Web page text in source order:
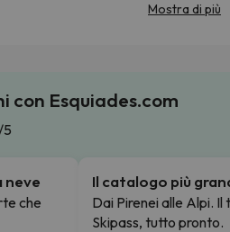
Mostra di più
con Esquiades.com
5
neve
che
Il catalogo più
Dai Pirenei alle Alpi. Il
Skipass, tutto pronto.